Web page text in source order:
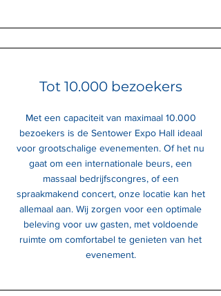
Tot 10.000 bezoekers
Met een capaciteit van maximaal 10.000
bezoekers is de Sentower Expo Hall ideaal
voor grootschalige evenementen. Of het nu
gaat om een internationale beurs, een
massaal bedrijfscongres, of een
spraakmakend concert, onze locatie kan het
allemaal aan. Wij zorgen voor een optimale
beleving voor uw gasten, met voldoende
ruimte om comfortabel te genieten van het
evenement.